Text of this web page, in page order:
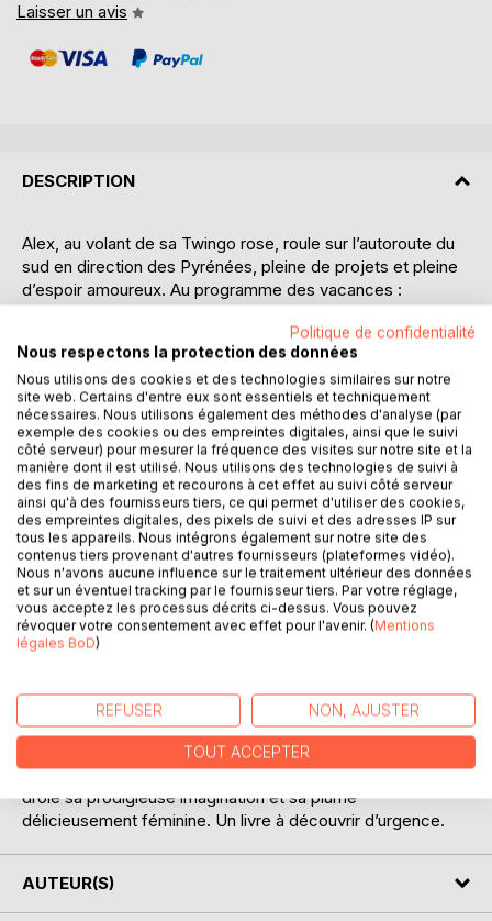
Laisser un avis
DESCRIPTION
Alex, au volant de sa Twingo rose, roule sur l’autoroute du
sud en direction des Pyrénées, pleine de projets et pleine
d’espoir amoureux. Au programme des vacances :
Bertrand, historiquement et par rapport à elle, synthétise
plusieurs comédies sentimentales à l’américaine à lui tout
seul. Elle pourrait presque installer un canapé devant lui,
enfiler un pyjama, de grosses chaussettes en laine et avec
pot de glace à la main, simplement le regarder et se perdre
en contemplation dans les méandres amoureux de sa
féminité.
Alex a un projet pour Bertrand, mais sera-t-il le sien ?
En attendant, le ruban d’asphalte se déroule et il y a un gros
scarabée aux allures masculines qui lui colle au pare-
chocs. Il la suit. Ça ne fait aucun doute. Le comportement
de cette puissante berline et de son conducteur, l’intrigue…
Alors, Alex se fait un film petit à petit. Fantasmagorie
estivale, songe de l’autoroute…
Elle construit des scénarios, la Twingo devient un studio de
S’arrêtera-t-elle sur l’autoroute des vacances pour voir ce
scarabée de plus près ?
Sandrine Noyer-Martin, nouvelle auteure de la collection
My Feel good de JDH Éditions, offre à ce récit pimenté et
drôle sa prodigieuse imagination et sa plume
délicieusement féminine. Un livre à découvrir d’urgence.
AUTEUR(S)
Politique de confidentialité
Nous respectons la protection des données
Nous utilisons des cookies et des technologies similaires sur notre
site web. Certains d'entre eux sont essentiels et techniquement
nécessaires. Nous utilisons également des méthodes d'analyse (par
exemple des cookies ou des empreintes digitales, ainsi que le suivi
côté serveur) pour mesurer la fréquence des visites sur notre site et la
manière dont il est utilisé. Nous utilisons des technologies de suivi à
des fins de marketing et recourons à cet effet au suivi côté serveur
ainsi qu'à des fournisseurs tiers, ce qui permet d'utiliser des cookies,
des empreintes digitales, des pixels de suivi et des adresses IP sur
tous les appareils. Nous intégrons également sur notre site des
contenus tiers provenant d'autres fournisseurs (plateformes vidéo).
Nous n'avons aucune influence sur le traitement ultérieur des données
et sur un éventuel tracking par le fournisseur tiers. Par votre réglage,
vous acceptez les processus décrits ci-dessus. Vous pouvez
révoquer votre consentement avec effet pour l'avenir. (Mentions
légales BoD)
REFUSER NON, AJUSTER
TOUT ACCEPTER